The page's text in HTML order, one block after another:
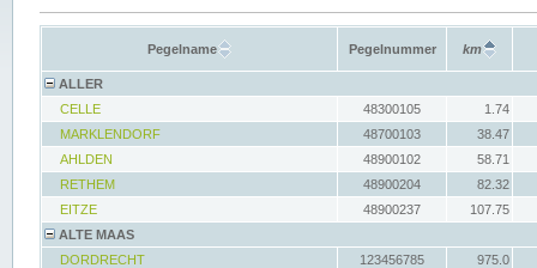
Pegelname Pegelnummer km
ALLER
CELLE
48300105
1.74
MARKLENDORF
48700103
38.47
AHLDEN
48900102
58.71
RETHEM
48900204
82.32
EITZE
48900237
107.75
ALTE MAAS
DORDRECHT
123456785
975.0